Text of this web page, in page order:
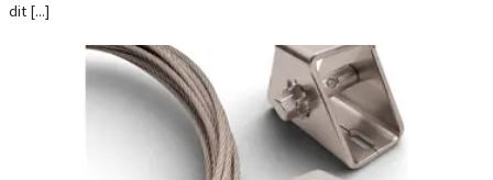
dit [...]